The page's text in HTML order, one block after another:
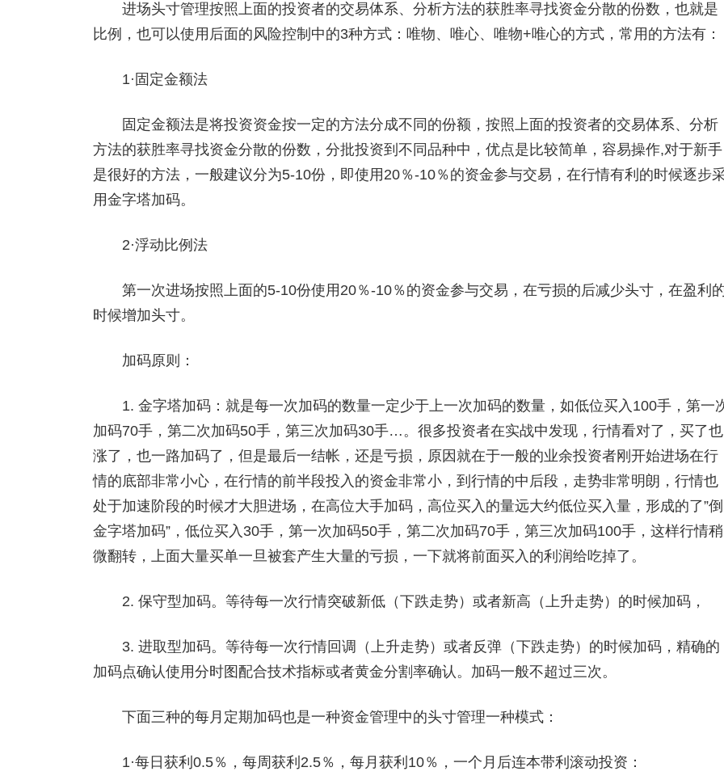
进场头寸管理按照上面的投资者的交易体系、分析方法的获胜率寻找资金分散的份数，也就是
比例，也可以使用后面的风险控制中的3种方式：唯物、唯心、唯物+唯心的方式，常用的方法有：
1·固定金额法
固定金额法是将投资资金按一定的方法分成不同的份额，按照上面的投资者的交易体系、分析
方法的获胜率寻找资金分散的份数，分批投资到不同品种中，优点是比较简单，容易操作,对于新手
是很好的方法，一般建议分为5-10份，即使用20％-10％的资金参与交易，在行情有利的时候逐步
用金字塔加码。
2·浮动比例法
第一次进场按照上面的5-10份使用20％-10％的资金参与交易，在亏损的后减少头寸，在盈利
时候增加头寸。
加码原则：
1. 金字塔加码：就是每一次加码的数量一定少于上一次加码的数量，如低位买入100手，第一
加码70手，第二次加码50手，第三次加码30手…。很多投资者在实战中发现，行情看对了，买了也
涨了，也一路加码了，但是最后一结帐，还是亏损，原因就在于一般的业余投资者刚开始进场在行
情的底部非常小心，在行情的前半段投入的资金非常小，到行情的中后段，走势非常明朗，行情也
处于加速阶段的时候才大胆进场，在高位大手加码，高位买入的量远大约低位买入量，形成的了”倒
金字塔加码”，低位买入30手，第一次加码50手，第二次加码70手，第三次加码100手，这样行情稍
微翻转，上面大量买单一旦被套产生大量的亏损，一下就将前面买入的利润给吃掉了。
2. 保守型加码。等待每一次行情突破新低（下跌走势）或者新高（上升走势）的时候加码，
3. 进取型加码。等待每一次行情回调（上升走势）或者反弹（下跌走势）的时候加码，精确的
加码点确认使用分时图配合技术指标或者黄金分割率确认。加码一般不超过三次。
下面三种的每月定期加码也是一种资金管理中的头寸管理一种模式：
1·每日获利0.5％，每周获利2.5％，每月获利10％，一个月后连本带利滚动投资：